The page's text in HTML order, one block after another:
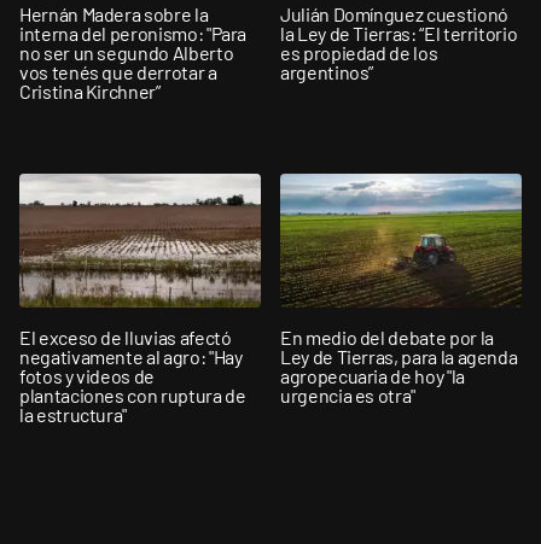
Hernán Madera sobre la
interna del peronismo: "Para
no ser un segundo Alberto
vos tenés que derrotar a
Cristina Kirchner”
Julián Domínguez cuestionó
la Ley de Tierras: “El territorio
es propiedad de los
argentinos”
El exceso de lluvias afectó
negativamente al agro: "Hay
fotos y videos de
plantaciones con ruptura de
la estructura"
En medio del debate por la
Ley de Tierras, para la agenda
agropecuaria de hoy "la
urgencia es otra"